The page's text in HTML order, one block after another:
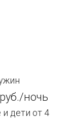
ночь
дети от 4